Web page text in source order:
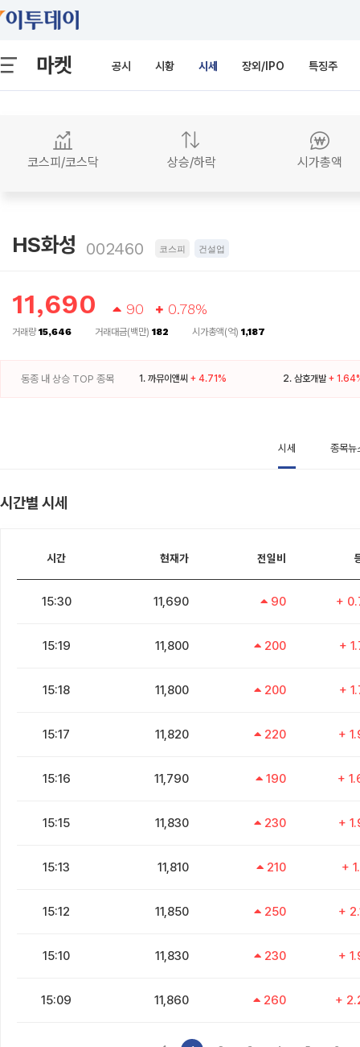
마켓 공시 시황 시세 장외/IPO 특징주
코스피/코스닥 상승/하락 시가총액
HS화성 002460 코스피 건설업
11,690 90 0.78%
거래량15,646 거래대금(백만) 182 시가총액(억) 1,187
동종 내 상승 TOP 종목 1. 까뮤이앤씨 + 4.71% 2. 삼호개발 +
시세 종목뉴